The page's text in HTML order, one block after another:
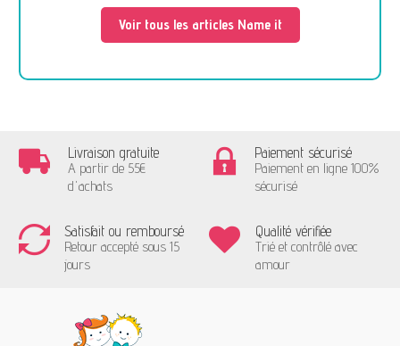
Voir tous les articles Name it
Livraison gratuite
A partir de 55€
d'achats
Paiement sécurisé
Paiement en ligne 100%
sécurisé
Satisfait ou remboursé
Retour accepté sous 15
jours
Qualité vérifiée
Trié et contrôlé avec
amour